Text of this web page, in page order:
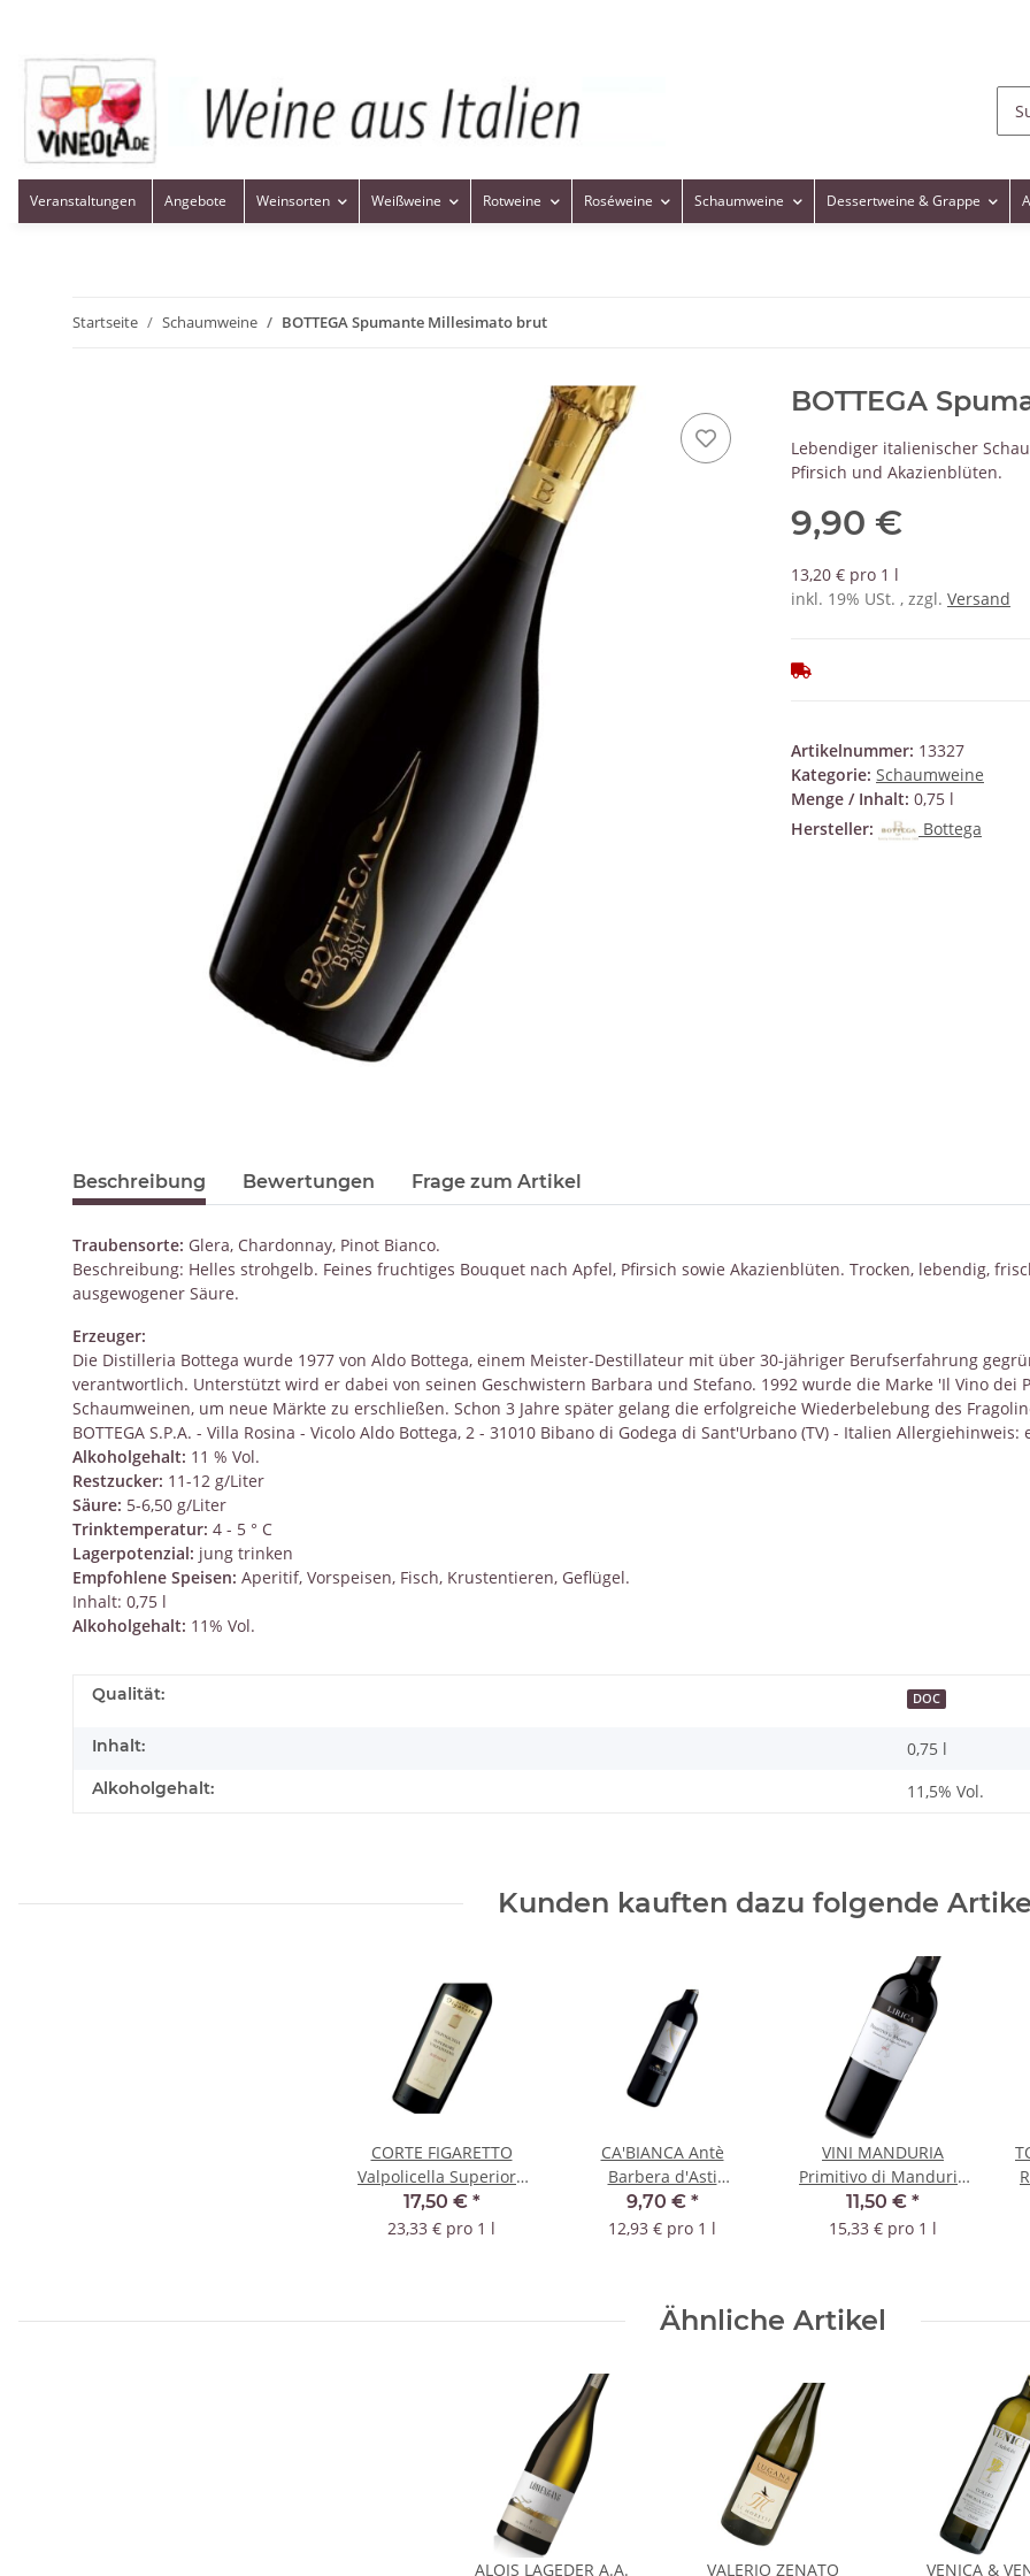
Veranstaltungen Angebote Weinsorten Weißweine Rotweine Roséweine Schaumweine Dessertweine & Grappe
Startseite Schaumweine BOTTEGA Spumante Millesimato brut
BOTTEGA
Lebendiger italienischer
Pfirsich und Akazienblüten.
9,90 €
13,20 € pro 1 l
inkl. 19% USt. , zzgl. Versand
Artikelnummer: 13327
Kategorie: Schaumweine
Menge / Inhalt: 0,75 l
Hersteller:
Bottega
Beschreibung Bewertungen Frage zum Artikel
Traubensorte: Glera, Chardonnay, Pinot Bianco.
Beschreibung: Helles strohgelb. Feines fruchtiges Bouquet nach Apfel, Pfirsich sowie Akazienblüten. Trocken, lebendig,
ausgewogener Säure.
Erzeuger:
Die Distilleria Bottega wurde 1977 von Aldo Bottega, einem Meister-Destillateur mit über 30-jähriger Berufserfahrung
verantwortlich. Unterstützt wird er dabei von seinen Geschwistern Barbara und Stefano. 1992 wurde die Marke 'Il Vino
Schaumweinen, um neue Märkte zu erschließen. Schon 3 Jahre später gelang die erfolgreiche Wiederbelebung des
BOTTEGA S.P.A. - Villa Rosina - Vicolo Aldo Bottega, 2 - 31010 Bibano di Godega di Sant'Urbano (TV) - Italien
Alkoholgehalt: 11 % Vol.
Restzucker: 11-12 g/Liter
Säure: 5-6,50 g/Liter
Trinktemperatur: 4 - 5 ° C
Lagerpotenzial: jung trinken
Empfohlene Speisen: Aperitif, Vorspeisen, Fisch, Krustentieren, Geflügel.
Inhalt: 0,75 l
Alkoholgehalt: 11% Vol.
Qualität: DOC
Inhalt: 0,75 l
Alkoholgehalt: 11,5% Vol.
Kunden kauften dazu folgende
CORTE FIGARETTO
Valpolicella Superiore
Ripasso 2023 DOC
17,50 € *
23,33 € pro 1 l
CA'BIANCA Antè
Barbera d'Asti
Superiore 2022 DOC
9,70 € *
12,93 € pro 1 l
VINI MANDURIA
Primitivo di Manduria
Lirica 2023 DOC
11,50 € *
15,33 € pro 1 l
Ähnliche Artikel
ALOIS LAGEDER A.A.
VALERIO ZENATO
VENICA &